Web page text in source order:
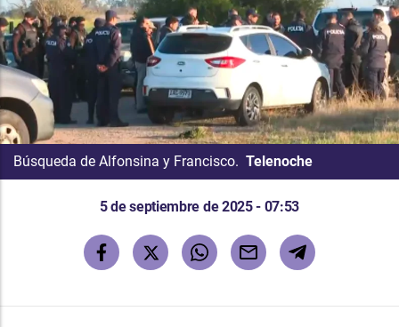
Búsqueda de Alfonsina y Francisco. Telenoche
5 de septiembre de 2025 - 07:53